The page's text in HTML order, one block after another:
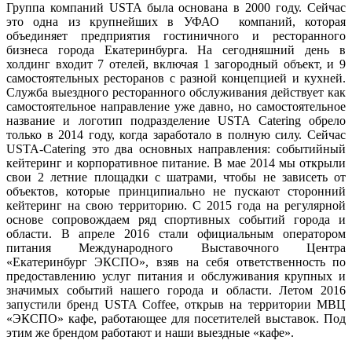
Группа компаний USTA была основана в 2000 году. Сейчас
это одна из крупнейших в УФАО компаний, которая
объединяет предприятия гостиничного и ресторанного
бизнеса города Екатеринбурга. На сегодняшний день в
холдинг входит 7 отелей, включая 1 загородный объект, и 9
самостоятельных ресторанов с разной концепцией и кухней.
Служба выездного ресторанного обслуживания действует как
самостоятельное направление уже давно, но самостоятельное
название и логотип подразделение USTA Catering обрело
только в 2014 году, когда заработало в полную силу. Сейчас
USTA-Catering это два основных направления: событийный
кейтеринг и корпоративное питание. В мае 2014 мы открыли
свои 2 летние площадки с шатрами, чтобы не зависеть от
объектов, которые принципиально не пускают сторонний
кейтеринг на свою территорию. С 2015 года на регулярной
основе сопровождаем ряд спортивных событий города и
области. В апреле 2016 стали официальным оператором
питания Международного Выставочного Центра
«Екатеринбург ЭКСПО», взяв на себя ответственность по
предоставлению услуг питания и обслуживания крупных и
значимых событий нашего города и области. Летом 2016
запустили бренд USTA Coffee, открыв на территории МВЦ
«ЭКСПО» кафе, работающее для посетителей выставок. Под
этим же брендом работают и наши выездные «кафе».